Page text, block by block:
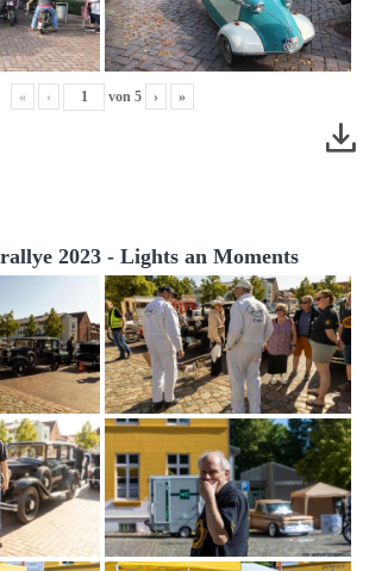
« ‹ von 5 › »
2023 - Lights an Moments